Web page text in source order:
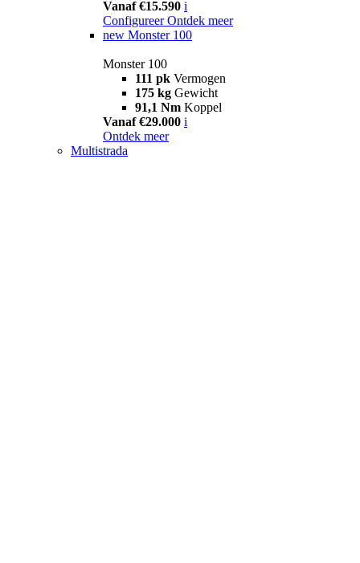
Vanaf €15.590 i
Configureer Ontdek meer
new Monster 100
Monster 100
111 pk Vermogen
175 kg Gewicht
91,1 Nm Koppel
Vanaf €29.000 i
Ontdek meer
Multistrada